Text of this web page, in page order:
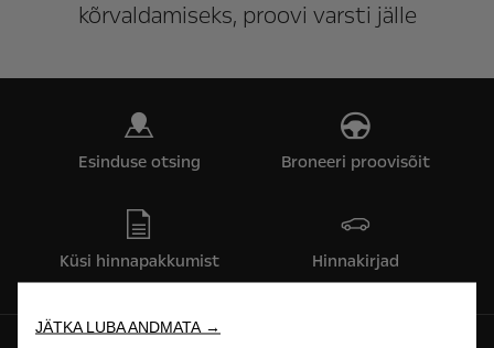
kõrvaldamiseks, proovi varsti jälle
Esinduse otsing Broneeri proovisõit
Küsi hinnapakkumist Hinnakirjad
JÄTKA LUBA ANDMATA →